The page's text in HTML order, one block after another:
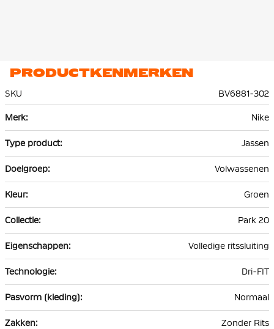
PRODUCTKENMERKEN
SKU
BV6881-302
informatie
Nike
Jassen
Volwassenen
Groen
Park 20
Volledige ritssluiting
Dri-FIT
Normaal
Zonder Rits